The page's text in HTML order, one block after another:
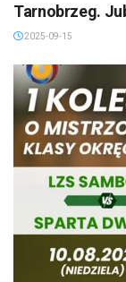
Tarnobrzeg.
2025-09-15